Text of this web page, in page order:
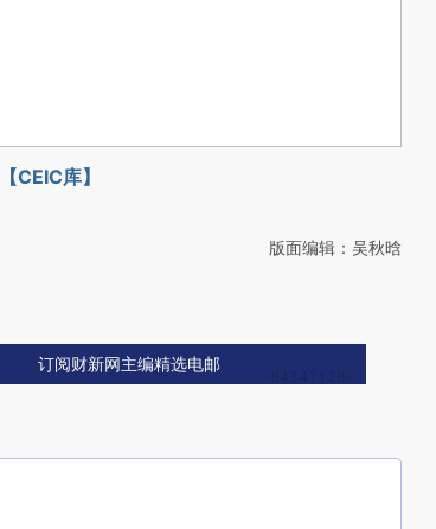
CEIC库】
版面编辑：吴秋晗
订阅财新网主编精选电邮